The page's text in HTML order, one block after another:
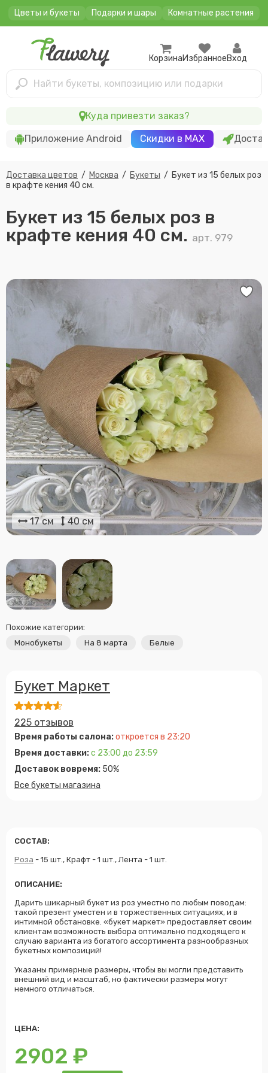
Цветы и букеты Подарки и шары Комнатные растения
Найти букеты, композицию или подарки
КорзинаИзбранноеВход
Приложение Android Скидки в MAX
Куда привезти заказ?
Доставка цветов / Москва / Букеты / Букет из 15 белых роз
в крафте кения 40 см.
Букет из 15 белых роз в
крафте кения 40 см. арт. 979
17 см 40 см
Похожие категории:
Монобукеты
На 8 марта Белые
Букет Маркет
225 отзывов
Время работы салона:откроется в 23:20
Время доставки:с 23:00 до 23:59
Доставок вовремя: 50%
Все букеты магазина
СОСТАВ:
Роза - 15 шт., Крафт - 1 шт., Лента - 1 шт.
ОПИСАНИЕ:
Дарить шикарный букет из роз уместно по любым поводам:
такой презент уместен и в торжественных ситуациях, и в
интимной обстановке. «букет маркет» предоставляет своим
клиентам возможность выбора оптимально подходящего к
случаю варианта из богатого ассортимента разнообразных
букетных композиций!
Указаны примерные размеры, чтобы вы могли представить
внешний вид и масштаб, но фактически размеры могут
немного отличаться.
ЦЕНА:
2902 ₽